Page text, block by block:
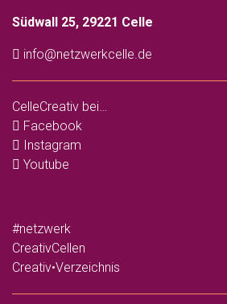
Südwall 25, 29221 Celle
info@netzwerkcelle.de
CelleCreativ bei…
Facebook
Instagram
Youtube
#netzwerk
CreativCellen
Creativ•Verzeichnis